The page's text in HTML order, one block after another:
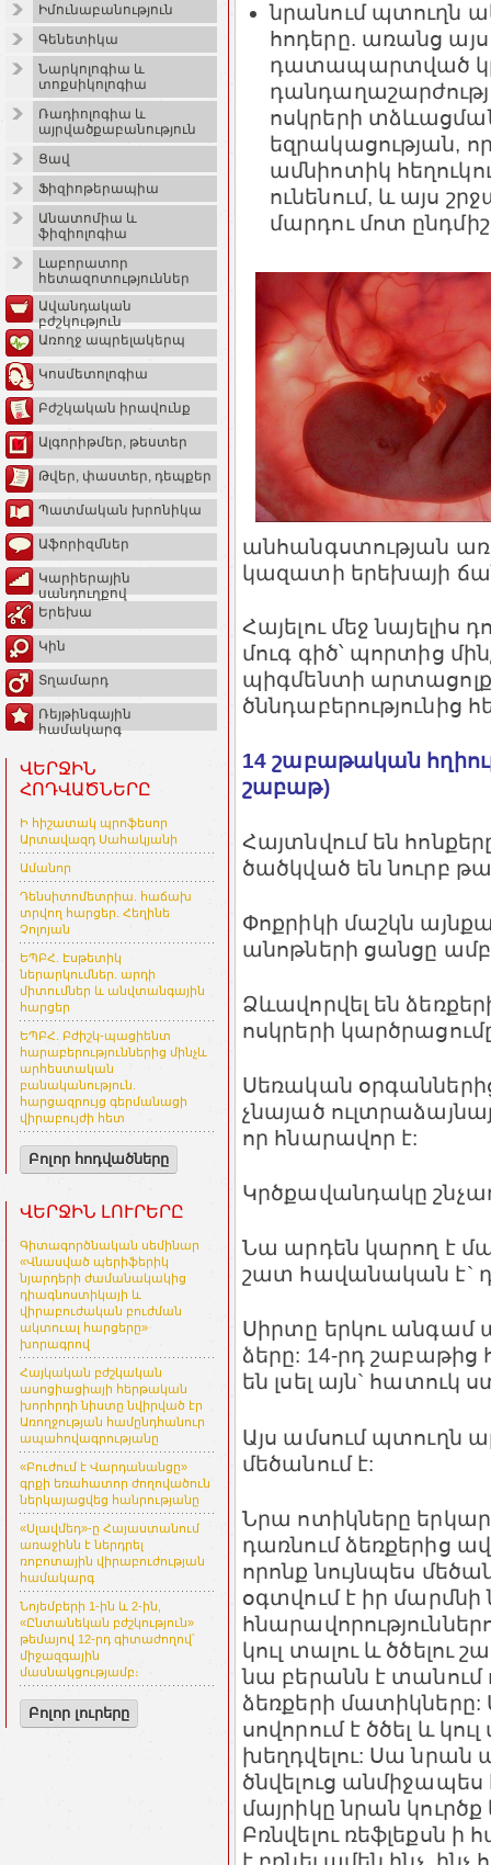
Իմունաբանություն
Գենետիկա
Նարկոլոգիա և
տոքսիկոլոգիա
Ռադիոլոգիա և
այրվածքաբանություն
Ցավ
Ֆիզիոթերապիա
Անատոմիա և
ֆիզիոլոգիա
Լաբորատոր
հետազոտություններ
Ավանդական
բժշկություն
Առողջ ապրելակերպ
Կոսմետոլոգիա
Բժշկական իրավունք
Ալգորիթմեր, թեստեր
Թվեր, փաստեր, դեպքեր
Պատմական խրոնիկա
Աֆորիզմներ
Կարիերային
սանդուղքով
Երեխա
Կին
Տղամարդ
Ռեյթինգային
համակարգ
ՎԵՐՋԻՆ
ՀՈԴՎԱԾՆԵՐԸ
Ի հիշատակ պրոֆեսոր
Արտավազդ Սահակյանի
Ամանոր
Դենսիտոմետրիա. հաճախ
տրվող հարցեր. Հեղինե
Չոլոյան
ԵՊԲՀ. Էսթետիկ
ներարկումներ. արդի
միտումներ և անվտանգային
հարցեր
ԵՊԲՀ. Բժիշկ-պացիենտ
հարաբերություններից մինչև
արհեստական
բանականություն.
հարցազրույց գերմանացի
վիրաբույժի հետ
Բոլոր հոդվածները
ՎԵՐՋԻՆ ԼՈՒՐԵՐԸ
Գիտագործնական սեմինար
«Վնասված պերիֆերիկ
նյարդերի ժամանակակից
դիագնոստիկայի և
վիրաբուժական բուժման
ակտուալ հարցերը»
խորագրով
Հայկական բժշկական
ասոցիացիայի հերթական
խորհրդի նիստը նվիրված էր
Առողջության համընդհանուր
ապահովագրությանը
«Բուժում է Վարդանանցը»
գրքի եռահատոր ժողովածուն
ներկայացվեց հանրությանը
«Սլավմեդ»-ը Հայաստանում
առաջինն է ներդրել
ռոբոտային վիրաբուժության
համակարգ
Նոյեմբերի 1-ին և 2-ին,
«Ընտանեկան բժշկություն»
թեմայով 12-րդ գիտաժողով՝
միջազգային
մասնակցությամբ։
Բոլոր լուրերը
նրանում պտուղն
հոդերը. առանց
դատապարտված
ոսկրերի
եզրակացության,
ամնիոտիկ
ունենում, և այս
մարդու մոտ
անհանգստության
կազատի երեխայի
Հայելու մեջ նայելիս
մուգ գիծ՝ պորտից
պիգմենտի
ծննդաբերությունից
14 շաբաթական
շաբաթ)
Հայտնվում են
ծածկված են նուրբ
Փոքրիկի մաշկն
անոթների ցանցը
Ձևավորվել են
ոսկրերի
Սեռական օրգաններից
չնայած
որ հնարավոր է:
Կրծքավանդակը
Նա արդեն կարող է
շատ հավանական է`
Սիրտը երկու անգամ
ձերը: 14-րդ շաբաթից
են լսել այն` հատուկ
Այս ամսում պտուղն
մեծանում է:
Նրա ոտիկները
դառնում ձեռքերից
որոնք նույնպես
օգտվում է իր մարմնի
կուլ տալու և ծծելու
նա բերանն է տանում
ձեռքերի մատիկները:
սովորում է ծծել և
խեղդվելու: Սա նրան
ծնվելուց անմիջապես
մայրիկը նրան
Բռնվելու ռեֆլեքսն ի